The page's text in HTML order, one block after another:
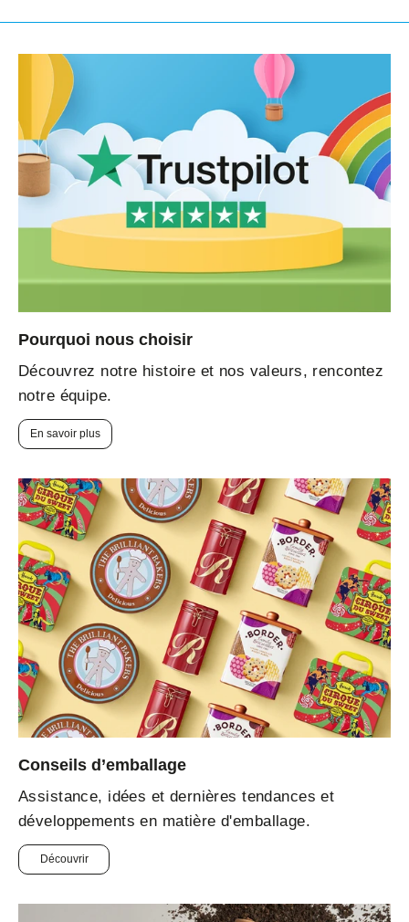
Pourquoi nous choisir
Découvrez notre histoire et nos valeurs, rencontez
notre équipe.
En savoir plus
Conseils d’emballage
Assistance, idées et dernières tendances et
développements en matière d'emballage.
Découvrir